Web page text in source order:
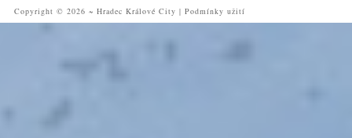
Copyright © 2026 ~ Hradec Králové City | Podmínky užití